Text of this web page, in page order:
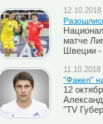
матче
Швеции -
"Факел"
12
"TV